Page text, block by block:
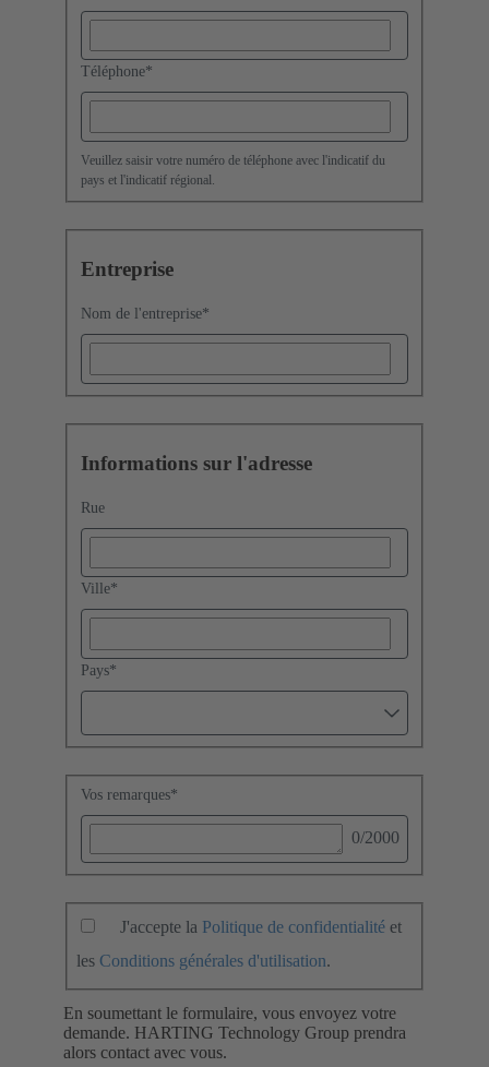
Téléphone*
Veuillez saisir votre numéro de téléphone avec l'indicatif du
pays et l'indicatif régional.
Entreprise
Nom de l'entreprise*
Informations sur l'adresse
Rue
Ville*
Pays*
Vos remarques*
0/2000
J'accepte la Politique de confidentialité et
les Conditions générales d'utilisation.
En soumettant le formulaire, vous envoyez votre
demande. HARTING Technology Group prendra
alors contact avec vous.